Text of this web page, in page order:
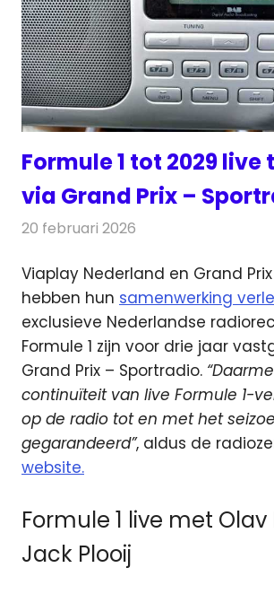
Formule 1 tot 2029 live
via Grand Prix –
20 februari 2026
Viaplay Nederland en Grand
hebben hun samenwerking
exclusieve Nederlandse
Formule 1 zijn voor drie jaar
Grand Prix – Sportradio.
continuïteit van live Formule 1-
op de radio tot en met het
gegarandeerd”, aldus de
website.
Formule 1 live met Olav
Jack Plooij